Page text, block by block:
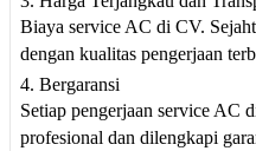
Biaya service AC di CV.
dengan kualitas pengerjaan
4. Bergaransi
Setiap pengerjaan service AC
profesional dan dilengkapi